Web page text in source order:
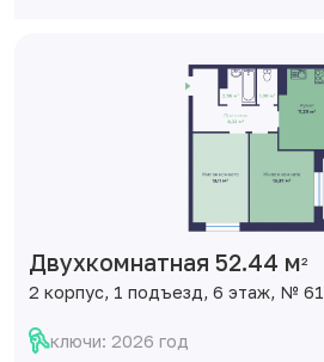
Двухкомнатная 52.44 м2
2 корпус, 1 подъезд, 6 этаж, № 61
ключи: 2026 год